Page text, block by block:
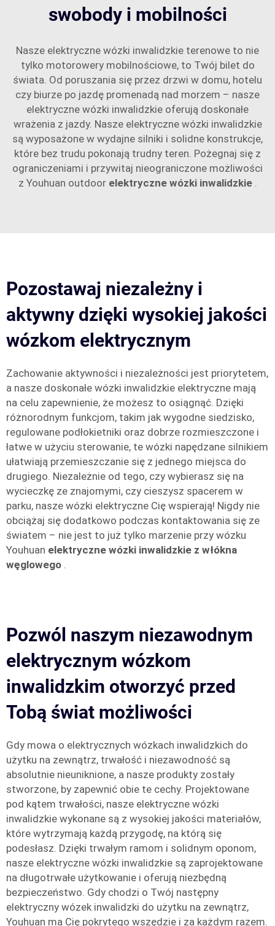
swobody i mobilności
Nasze elektryczne wózki inwalidzkie terenowe to nie
tylko motorowery mobilnościowe, to Twój bilet do
świata. Od poruszania się przez drzwi w domu, hotelu
czy biurze po jazdę promenadą nad morzem – nasze
elektryczne wózki inwalidzkie oferują doskonałe
wrażenia z jazdy. Nasze elektryczne wózki inwalidzkie
są wyposażone w wydajne silniki i solidne konstrukcje,
które bez trudu pokonają trudny teren. Pożegnaj się z
ograniczeniami i przywitaj nieograniczone możliwości
z Youhuan outdoor elektryczne wózki inwalidzkie .
Pozostawaj niezależny i
aktywny dzięki wysokiej jakości
wózkom elektrycznym
Zachowanie aktywności i niezależności jest priorytetem,
a nasze doskonałe wózki inwalidzkie elektryczne mają
na celu zapewnienie, że możesz to osiągnąć. Dzięki
różnorodnym funkcjom, takim jak wygodne siedzisko,
regulowane podłokietniki oraz dobrze rozmieszczone i
łatwe w użyciu sterowanie, te wózki napędzane silnikiem
ułatwiają przemieszczanie się z jednego miejsca do
drugiego. Niezależnie od tego, czy wybierasz się na
wycieczkę ze znajomymi, czy cieszysz spacerem w
parku, nasze wózki elektryczne Cię wspierają! Nigdy nie
obciążaj się dodatkowo podczas kontaktowania się ze
światem – nie jest to już tylko marzenie przy wózku
Youhuan elektryczne wózki inwalidzkie z włókna
węglowego .
Pozwól naszym niezawodnym
elektrycznym wózkom
inwalidzkim otworzyć przed
Tobą świat możliwości
Gdy mowa o elektrycznych wózkach inwalidzkich do
użytku na zewnątrz, trwałość i niezawodność są
absolutnie nieuniknione, a nasze produkty zostały
stworzone, by zapewnić obie te cechy. Projektowane
pod kątem trwałości, nasze elektryczne wózki
inwalidzkie wykonane są z wysokiej jakości materiałów,
które wytrzymają każdą przygodę, na którą się
podesłasz. Dzięki trwałym ramom i solidnym oponom,
nasze elektryczne wózki inwalidzkie są zaprojektowane
na długotrwałe użytkowanie i oferują niezbędną
bezpieczeństwo. Gdy chodzi o Twój następny
elektryczny wózek inwalidzki do użytku na zewnątrz,
Youhuan ma Cię pokrytego wszędzie i za każdym razem.